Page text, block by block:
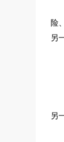
险
另
另